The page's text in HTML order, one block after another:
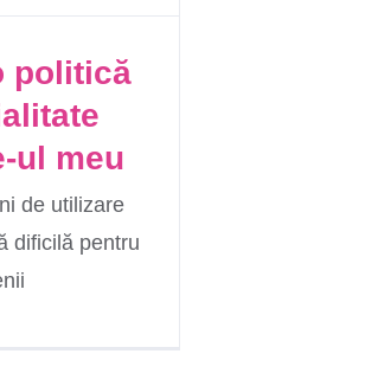
politică
ul meu
de utilizare
dificilă pentru